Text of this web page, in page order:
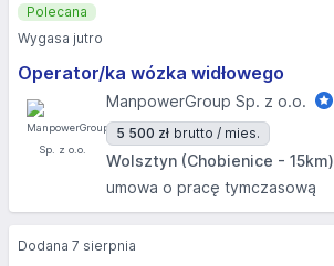
Operator/ka wózka widłowego
ManpowerGroup Sp. z o.o.
5 500 zł brutto / mies.
Wolsztyn (Chobienice - 15km)
umowa o pracę tymczasową
Polecana
Wygasa jutro
Dodana 7 sierpnia